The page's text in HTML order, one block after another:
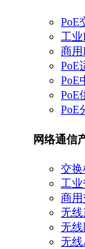
PoE
工业
商用
PoE
PoE
PoE
PoE
网络通信
交换
工
商
无线
无线
无线